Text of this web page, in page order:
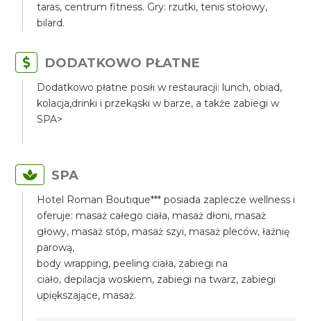
taras, centrum fitness. Gry: rzutki, tenis stołowy,
bilard.
DODATKOWO PŁATNE
Dodatkowo płatne posiłi w restauracji: lunch, obiad,
kolacja,drinki i przekąski w barze, a także zabiegi w
SPA>
SPA
Hotel Roman Boutique*** posiada zaplecze wellness i
oferuje: masaż całego ciała, masaż dłoni, masaż
głowy, masaż stóp, masaż szyi, masaż pleców, łaźnię
parową,
body wrapping, peeling ciała, zabiegi na
ciało, depilacja woskiem, zabiegi na twarz, zabiegi
upiększające, masaż.